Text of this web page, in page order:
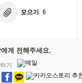
모으기 6
게 전해주세요.
기